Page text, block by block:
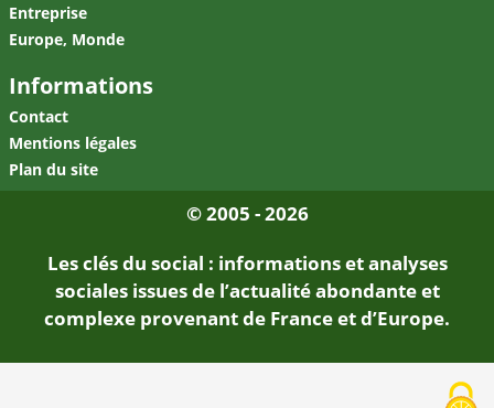
Entreprise
Europe, Monde
Informations
Contact
Mentions légales
Plan du site
© 2005 - 2026
Les clés du social : informations et analyses
sociales issues de l’actualité abondante et
complexe provenant de France et d’Europe.